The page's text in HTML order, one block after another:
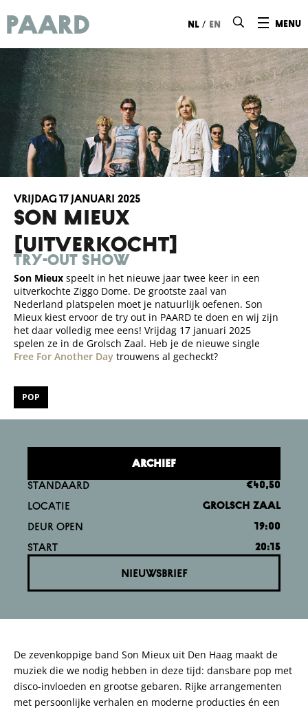
menu
nl / en
SON MIEUX
[UITVERKOCHT]
try-out show
vrijdag 17 januari 2025
Son Mieux speelt in het nieuwe jaar twee keer in een
uitverkochte Ziggo Dome. De grootste zaal van
Nederland platspelen moet je natuurlijk oefenen. Son
Mieux kiest ervoor de try out in PAARD te doen en wij zijn
het daar volledig mee eens! Vrijdag 17 januari 2025
spelen ze in de Grolsch Zaal. Heb je de nieuwe single
Free For Another Day trouwens al gecheckt?
POP
ARCHIEF
STANDAARD €40,50
LOCATIE GROLSCH ZAAL
DEUR OPEN 19:00
START 20:15
NIEUWSBRIEF
De zevenkoppige band Son Mieux uit Den Haag maakt de
muziek die we nodig hebben in deze tijd: dansbare pop met
disco-invloeden en grootse gebaren. Rijke arrangementen
met persoonlijke verhalen en moderne producties én een